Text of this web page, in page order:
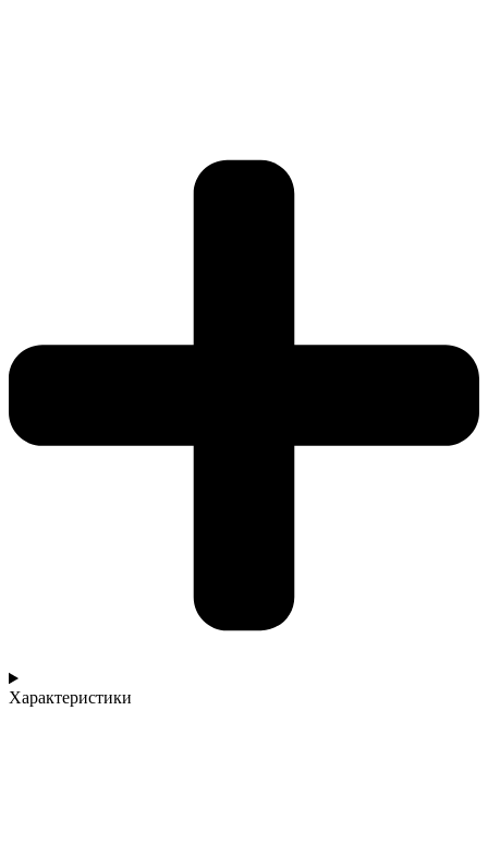
Характеристики